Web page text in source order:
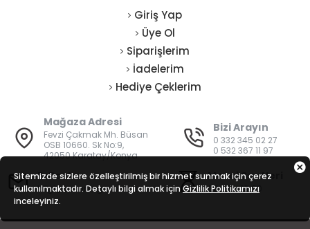
Giriş Yap
Üye Ol
Siparişlerim
İadelerim
Hediye Çeklerim
Mağaza Adresi
Fevzi Çakmak Mh. Büsan
OSB 10660. Sk No:9,
42050 Karatay/Konya
Bizi Arayın
0 332 345 02 27
0 532 367 11 97
E-Posta
bilgi@vatanisguvenligi.com
Mesai Saatleri
08:00 - 19:00
Sitemizde sizlere özelleştirilmiş bir hizmet sunmak için çerez
kullanılmaktadır. Detaylı bilgi almak için Gizlilik Politikamızı
inceleyiniz.